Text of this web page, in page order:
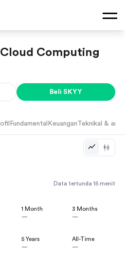
Computing
Beli SKYY
Fundamental Keuangan Teknikal &
Data tertunda 15 menit
1 Month
—
3 Months
—
5 Years
—
All-Time
—